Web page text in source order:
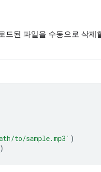
드된 파일을 수동으로 삭제
to/sample.mp3' )
)